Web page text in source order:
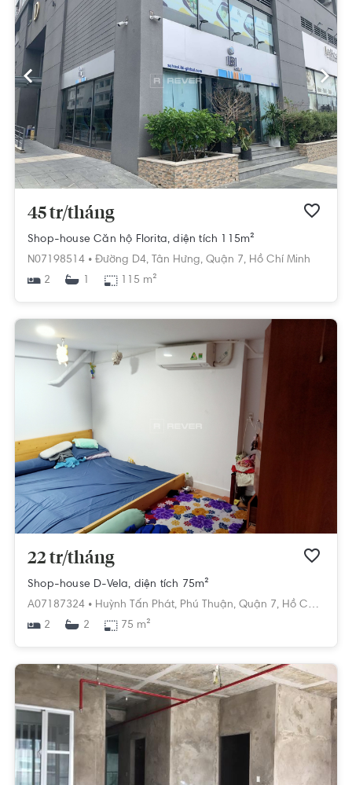
45 tr/tháng
Shop-house Căn hộ Florita, diện tích 115m²
N07198514 • Đường D4, Tân Hưng, Quận 7, Hồ Chí Minh
2
1 115 m²
22 tr/tháng
Shop-house D-Vela, diện tích 75m²
A07187324 • Huỳnh Tấn Phát, Phú Thuận, Quận 7, Hồ Chí Minh
2
2 75 m²